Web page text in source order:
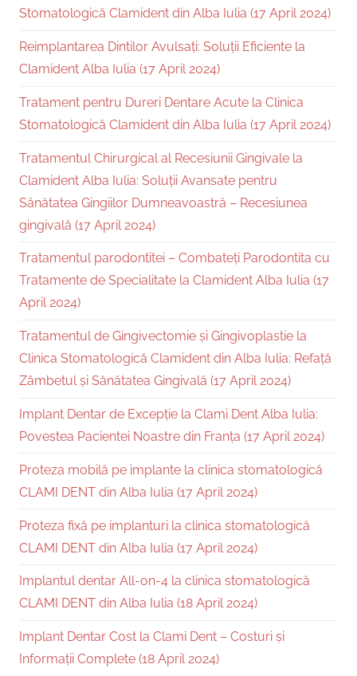
Stomatologică Clamident din Alba Iulia (17 April 2024)
Reimplantarea Dintilor Avulsați: Soluții Eficiente la
Clamident Alba Iulia (17 April 2024)
Tratament pentru Dureri Dentare Acute la Clinica
Stomatologică Clamident din Alba Iulia (17 April 2024)
Tratamentul Chirurgical al Recesiunii Gingivale la
Clamident Alba Iulia: Soluții Avansate pentru
Sănătatea Gingiilor Dumneavoastră – Recesiunea
gingivală (17 April 2024)
Tratamentul parodontitei – Combateți Parodontita cu
Tratamente de Specialitate la Clamident Alba Iulia (17
April 2024)
Tratamentul de Gingivectomie și Gingivoplastie la
Clinica Stomatologică Clamident din Alba Iulia: Refață
Zâmbetul și Sănătatea Gingivală (17 April 2024)
Implant Dentar de Excepție la Clami Dent Alba Iulia:
Povestea Pacientei Noastre din Franța (17 April 2024)
Proteza mobilă pe implante la clinica stomatologică
CLAMI DENT din Alba Iulia (17 April 2024)
Proteza fixă pe implanturi la clinica stomatologică
CLAMI DENT din Alba Iulia (17 April 2024)
Implantul dentar All-on-4 la clinica stomatologică
CLAMI DENT din Alba Iulia (18 April 2024)
Implant Dentar Cost la Clami Dent – Costuri și
Informații Complete (18 April 2024)